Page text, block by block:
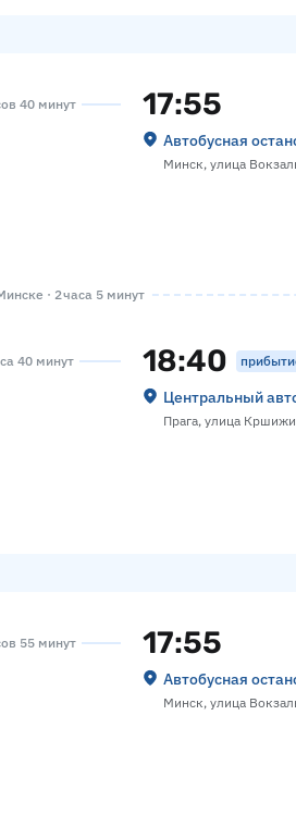
40 минут 17:55
Автобусная
Минск, улица
· 2 часа 5 минут
40 минут 18:40
Центральный
Прага, улица
55 минут 17:55
Автобусная
Минск, улица